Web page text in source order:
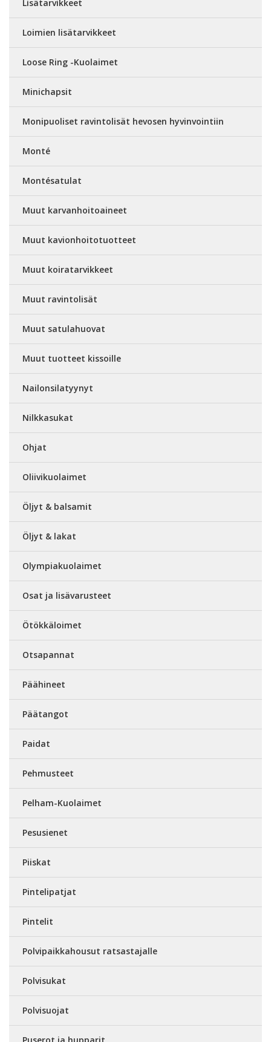
Lisätarvikkeet
Loimien lisätarvikkeet
Loose Ring -Kuolaimet
Minichapsit
Monipuoliset ravintolisät hevosen hyvinvointiin
Monté
Montésatulat
Muut karvanhoitoaineet
Muut kavionhoitotuotteet
Muut koiratarvikkeet
Muut ravintolisät
Muut satulahuovat
Muut tuotteet kissoille
Nailonsilatyynyt
Nilkkasukat
Ohjat
Oliivikuolaimet
Öljyt & balsamit
Öljyt & lakat
Olympiakuolaimet
Osat ja lisävarusteet
Ötökkäloimet
Otsapannat
Päähineet
Päätangot
Paidat
Pehmusteet
Pelham-Kuolaimet
Pesusienet
Piiskat
Pintelipatjat
Pintelit
Polvipaikkahousut ratsastajalle
Polvisukat
Polvisuojat